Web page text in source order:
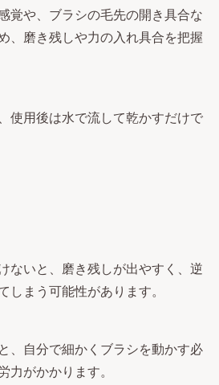
覚や、ブラシの毛先の開き具合な
、磨き残しや力の入れ具合を把握
使用後は水で流して乾かすだけで
ないと、磨き残しが出やすく、逆
しまう可能性があります。
、自分で細かくブラシを動かす必
力がかかります。